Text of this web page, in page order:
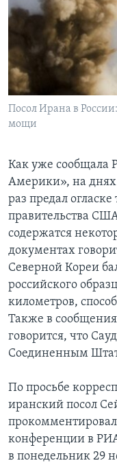
Learning English
СОЦИАЛЬНЫЕ СЕТИ
Языки
Посол Ирана в
мощи
Как уже сообщала
Америки», на днях
раз предал
правительства
содержатся
документах
Северной Кореи
российского
километров,
Также в
говорится, что
Соединенным
По просьбе
иранский посол
конференции в РИА
в понедельник 29